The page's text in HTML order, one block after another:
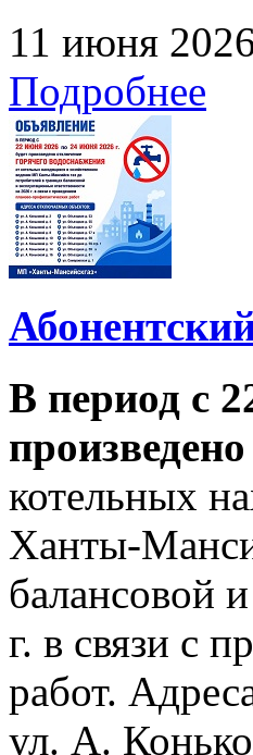
11 июня
Подробнее
В период с
котельных
Ханты-
балансовой
г. в связи с
работ.
ул. А.